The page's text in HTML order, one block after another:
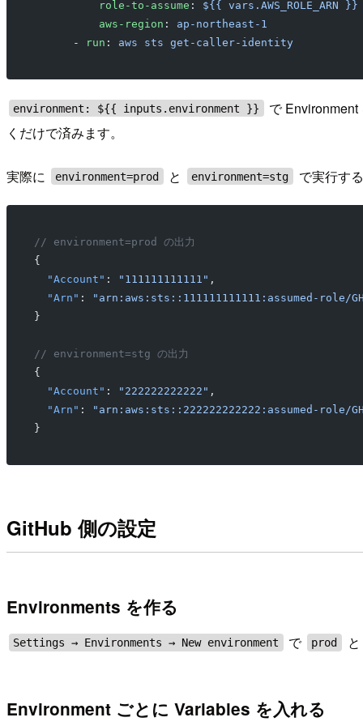
          role-to-assume
: ${{ vars.AWS_ROLE_ARN }}
          aws-region
: ap-northeast-1
      -
run : aws sts get-caller-identity
environment: ${{ inputs.environment }} で
くだけで済みます。
実際に environment=prod と environment=stg で実行する
// environment=prod の出力
{
  "Account"
: "111111111111" ,
  "Arn"
:
"arn:aws:sts::111111111111:assumed-role/
}
// environment=stg の出力
{
  "Account"
: "222222222222" ,
  "Arn"
:
"arn:aws:sts::222222222222:assumed-role/
}
GitHub 側の設定
Environments を作る
Settings → Environments → New environment で prod と
Environment ごとに Variables を入れる